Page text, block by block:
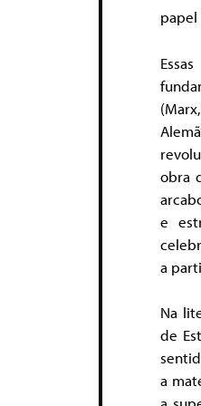
papel
obra
e
a
Na
de
a